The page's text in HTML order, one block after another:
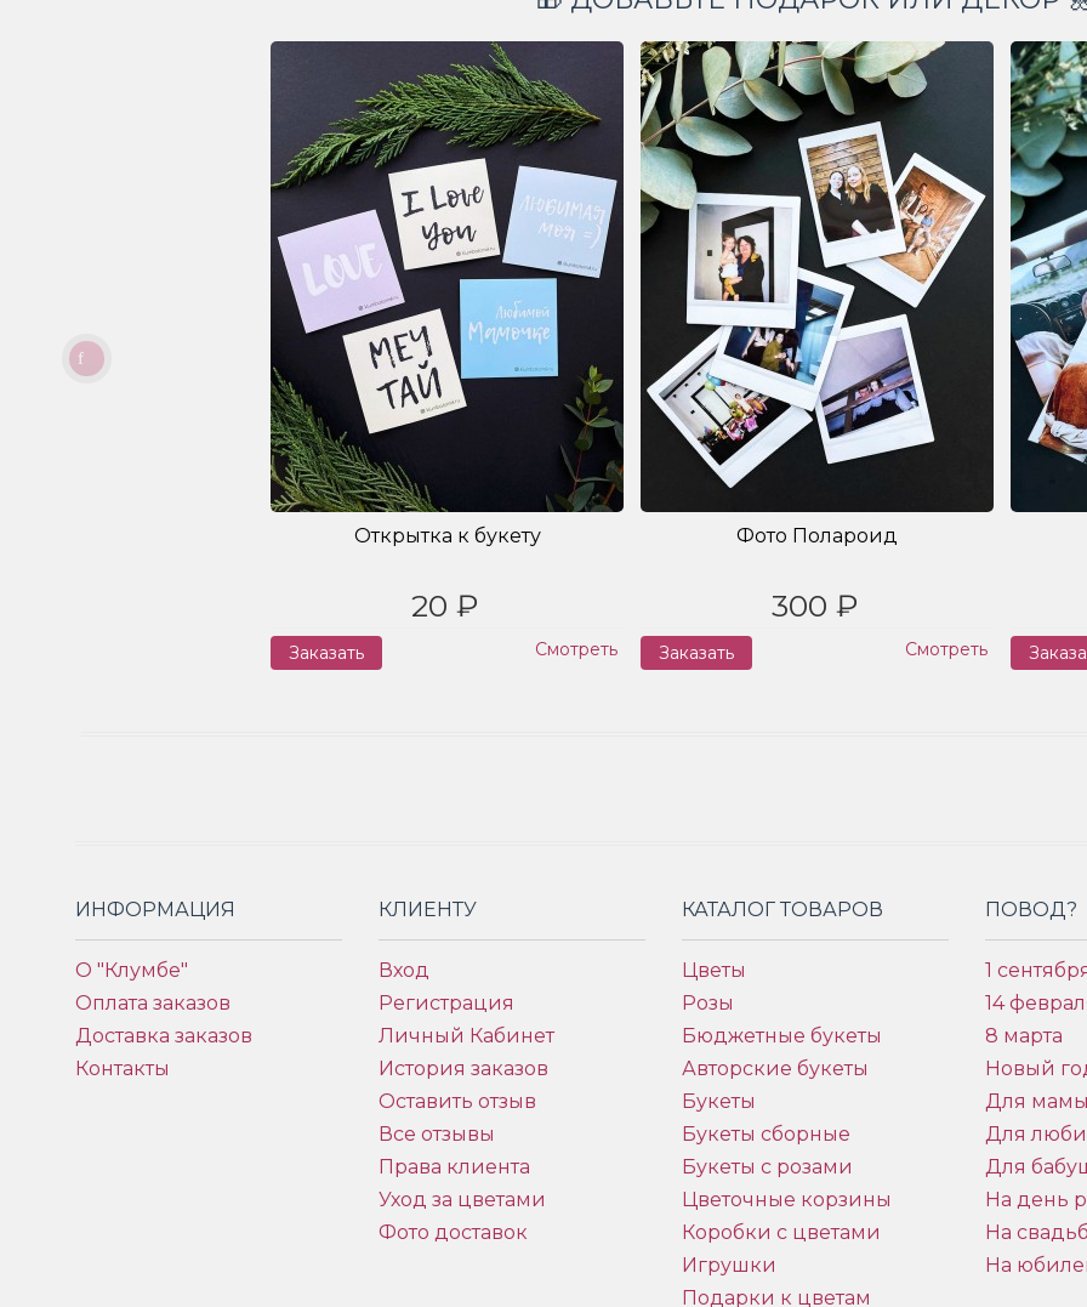
Открытка к букету
20 ₽
Заказать Смотреть
Фото Полароид
300 ₽
Заказать Смотреть
ИНФОРМАЦИЯ
О "Клумбе"
Оплата заказов
Доставка заказов
Контакты
КЛИЕНТУ
Вход
Регистрация
Личный Кабинет
История заказов
Оставить отзыв
Все отзывы
Права клиента
Уход за цветами
Фото доставок
КАТАЛОГ ТОВАРОВ
Цветы
Розы
Бюджетные букеты
Авторские букеты
Букеты
Букеты сборные
Букеты с розами
Цветочные корзины
Коробки с цветами
Игрушки
Подарки к цветам
ПОВОД?
1
14
8 марта
Новый
Для
Для
Для
На день
На
На